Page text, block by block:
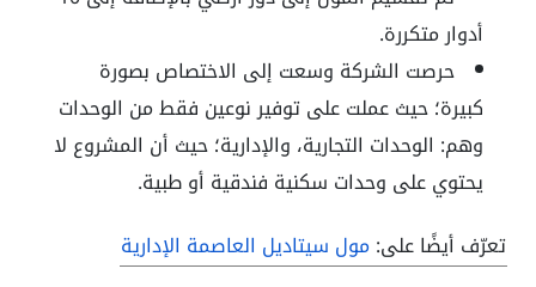
أدوار متكررة.
حرصت الشركة وسعت إلى الاختصاص بصورة
كبيرة؛ حيث عملت على توفير نوعين فقط من الوحدات
وهم: الوحدات التجارية، والإدارية؛ حيث أن المشروع لا
يحتوي على وحدات سكنية فندقية أو طبية.
تعرّف أيضًا على: مول سيتاديل العاصمة الإدارية